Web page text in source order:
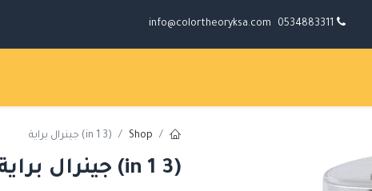
0534883311
info@colortheoryksa.com
Shop (3 in 1) جينرال براية
(3 in 1) جينرال براية